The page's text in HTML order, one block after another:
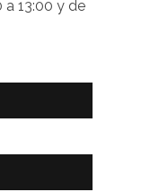
a 13:00 y de